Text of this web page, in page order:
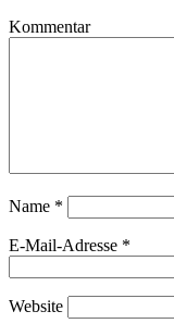
Kommentar
Name *
E-Mail-Adresse *
Website